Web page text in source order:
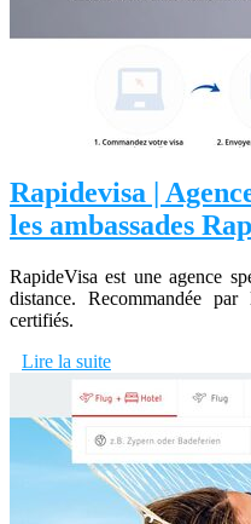
Rapidevisa |
les ambassades
RapideVisa est une agence
distance. Recommandée
certifiés.
Lire la suite